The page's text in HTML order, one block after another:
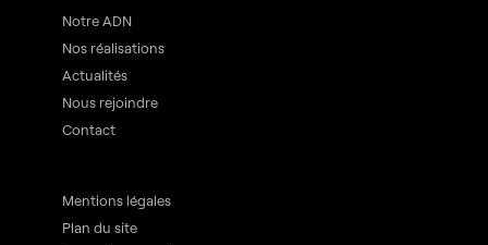
Notre ADN
Nos réalisations
Actualités
Nous rejoindre
Contact
Mentions légales
Plan du site